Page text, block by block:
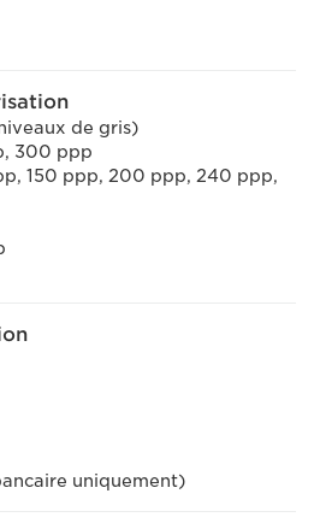
de gris)
300 ppp
150 ppp, 200 ppp, 240 ppp,
uniquement)